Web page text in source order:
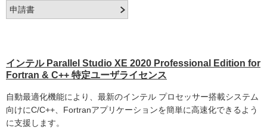
インテル Parallel Studio XE 2020 Professional Edition for
Fortran & C++ 特定ユーザライセンス
自動最適化機能により、最新のインテル プロセッサー搭載システム
向けにC/C++、Fortranアプリケーションを簡単に高速化できるよう
に支援します。